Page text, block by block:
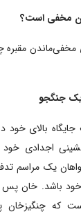
مخفی است؟
مخفی‌ماندن
جنگجو
بالای
اجدادی خود
یک مراسم
باشد. خان
که